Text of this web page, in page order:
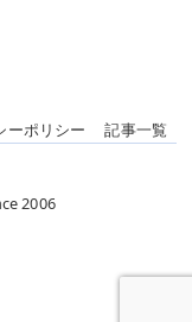
ーポリシー
記事一覧
2006